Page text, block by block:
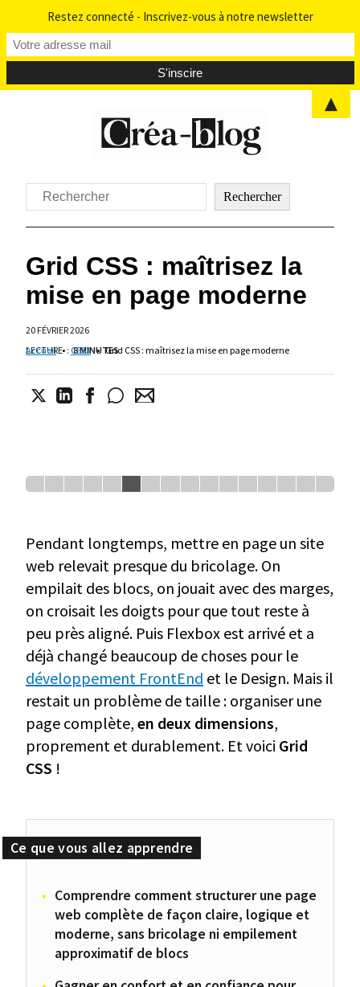
Rechercher Rechercher
Grid CSS : maîtrisez la
mise en page moderne
20 FÉVRIER 2026
LECTURE : 8 MINUTES
Accueil • CSS3 • Grid CSS : maîtrisez la mise en page moderne
Pendant longtemps, mettre en page un site
web relevait presque du bricolage. On
empilait des blocs, on jouait avec des marges,
on croisait les doigts pour que tout reste à
peu près aligné. Puis Flexbox est arrivé et a
déjà changé beaucoup de choses pour le
développement FrontEnd et le Design. Mais il
restait un problème de taille : organiser une
page complète, en deux dimensions,
proprement et durablement. Et voici Grid
CSS !
Comprendre comment structurer une page
web complète de façon claire, logique et
moderne, sans bricolage ni empilement
approximatif de blocs
Restez connecté - Inscrivez-vous à notre newsletter
▲